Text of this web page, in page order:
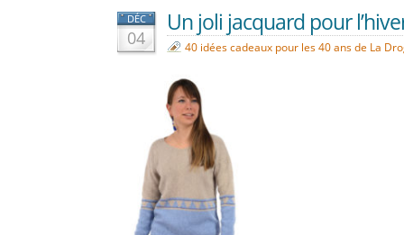
DÉC
04
Un joli jacquard pour
40 idées cadeaux pour les 40 ans de La